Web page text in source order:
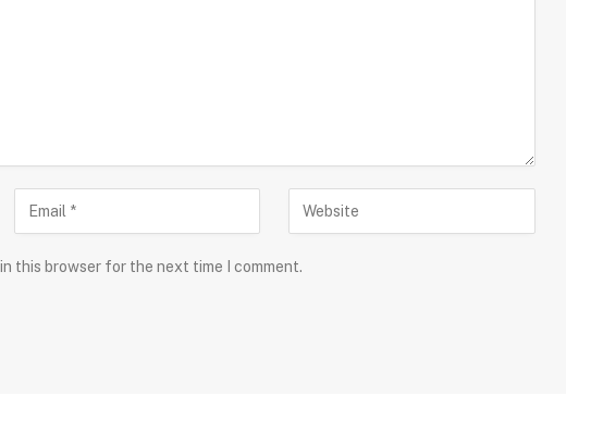
this browser for the next time I comment.